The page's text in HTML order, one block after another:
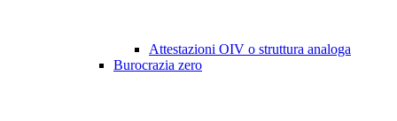
Attestazioni OIV o struttura analoga
Burocrazia zero